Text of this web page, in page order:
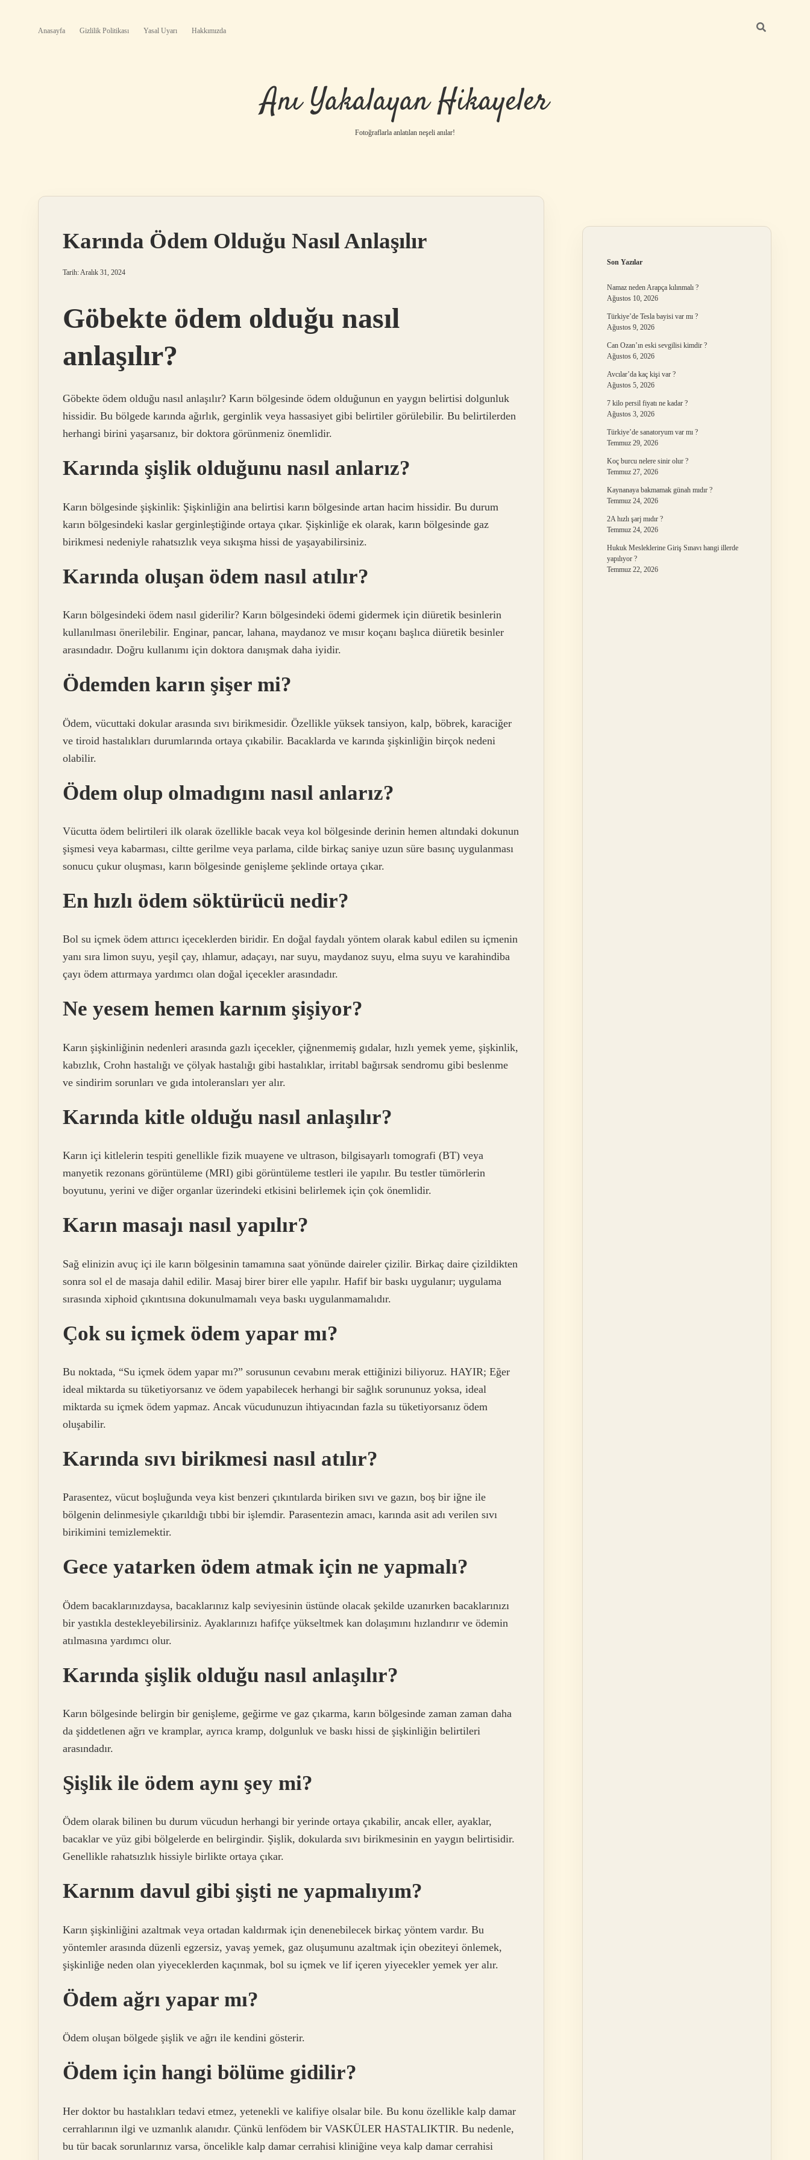
Anasayfa Gizlilik Politikası Yasal Uyarı Hakkımızda
Anı Yakalayan Hikayeler
Fotoğraflarla anlatılan neşeli anılar!
Karında Ödem Olduğu Nasıl Anlaşılır
Tarih: Aralık 31, 2024
Göbekte ödem olduğu nasıl
anlaşılır?
Göbekte ödem olduğu nasıl anlaşılır? Karın bölgesinde ödem olduğunun en yaygın belirtisi dolgunluk
hissidir. Bu bölgede karında ağırlık, gerginlik veya hassasiyet gibi belirtiler görülebilir. Bu belirtilerden
herhangi birini yaşarsanız, bir doktora görünmeniz önemlidir.
Karında şişlik olduğunu nasıl anlarız?
Karın bölgesinde şişkinlik: Şişkinliğin ana belirtisi karın bölgesinde artan hacim hissidir. Bu durum
karın bölgesindeki kaslar gerginleştiğinde ortaya çıkar. Şişkinliğe ek olarak, karın bölgesinde gaz
birikmesi nedeniyle rahatsızlık veya sıkışma hissi de yaşayabilirsiniz.
Karında oluşan ödem nasıl atılır?
Karın bölgesindeki ödem nasıl giderilir? Karın bölgesindeki ödemi gidermek için diüretik besinlerin
kullanılması önerilebilir. Enginar, pancar, lahana, maydanoz ve mısır koçanı başlıca diüretik besinler
arasındadır. Doğru kullanımı için doktora danışmak daha iyidir.
Ödemden karın şişer mi?
Ödem, vücuttaki dokular arasında sıvı birikmesidir. Özellikle yüksek tansiyon, kalp, böbrek, karaciğer
ve tiroid hastalıkları durumlarında ortaya çıkabilir. Bacaklarda ve karında şişkinliğin birçok nedeni
olabilir.
Ödem olup olmadıgını nasıl anlarız?
Vücutta ödem belirtileri ilk olarak özellikle bacak veya kol bölgesinde derinin hemen altındaki dokunun
şişmesi veya kabarması, ciltte gerilme veya parlama, cilde birkaç saniye uzun süre basınç uygulanması
sonucu çukur oluşması, karın bölgesinde genişleme şeklinde ortaya çıkar.
En hızlı ödem söktürücü nedir?
Bol su içmek ödem attırıcı içeceklerden biridir. En doğal faydalı yöntem olarak kabul edilen su içmenin
yanı sıra limon suyu, yeşil çay, ıhlamur, adaçayı, nar suyu, maydanoz suyu, elma suyu ve karahindiba
çayı ödem attırmaya yardımcı olan doğal içecekler arasındadır.
Ne yesem hemen karnım şişiyor?
Karın şişkinliğinin nedenleri arasında gazlı içecekler, çiğnenmemiş gıdalar, hızlı yemek yeme, şişkinlik,
kabızlık, Crohn hastalığı ve çölyak hastalığı gibi hastalıklar, irritabl bağırsak sendromu gibi beslenme
ve sindirim sorunları ve gıda intoleransları yer alır.
Karında kitle olduğu nasıl anlaşılır?
Karın içi kitlelerin tespiti genellikle fizik muayene ve ultrason, bilgisayarlı tomografi (BT) veya
manyetik rezonans görüntüleme (MRI) gibi görüntüleme testleri ile yapılır. Bu testler tümörlerin
boyutunu, yerini ve diğer organlar üzerindeki etkisini belirlemek için çok önemlidir.
Karın masajı nasıl yapılır?
Sağ elinizin avuç içi ile karın bölgesinin tamamına saat yönünde daireler çizilir. Birkaç daire çizildikten
sonra sol el de masaja dahil edilir. Masaj birer birer elle yapılır. Hafif bir baskı uygulanır; uygulama
sırasında xiphoid çıkıntısına dokunulmamalı veya baskı uygulanmamalıdır.
Çok su içmek ödem yapar mı?
Bu noktada, “Su içmek ödem yapar mı?” sorusunun cevabını merak ettiğinizi biliyoruz. HAYIR; Eğer
ideal miktarda su tüketiyorsanız ve ödem yapabilecek herhangi bir sağlık sorununuz yoksa, ideal
miktarda su içmek ödem yapmaz. Ancak vücudunuzun ihtiyacından fazla su tüketiyorsanız ödem
oluşabilir.
Karında sıvı birikmesi nasıl atılır?
Parasentez, vücut boşluğunda veya kist benzeri çıkıntılarda biriken sıvı ve gazın, boş bir iğne ile
bölgenin delinmesiyle çıkarıldığı tıbbi bir işlemdir. Parasentezin amacı, karında asit adı verilen sıvı
birikimini temizlemektir.
Gece yatarken ödem atmak için ne yapmalı?
Ödem bacaklarınızdaysa, bacaklarınız kalp seviyesinin üstünde olacak şekilde uzanırken bacaklarınızı
bir yastıkla destekleyebilirsiniz. Ayaklarınızı hafifçe yükseltmek kan dolaşımını hızlandırır ve ödemin
atılmasına yardımcı olur.
Karında şişlik olduğu nasıl anlaşılır?
Karın bölgesinde belirgin bir genişleme, geğirme ve gaz çıkarma, karın bölgesinde zaman zaman daha
da şiddetlenen ağrı ve kramplar, ayrıca kramp, dolgunluk ve baskı hissi de şişkinliğin belirtileri
arasındadır.
Şişlik ile ödem aynı şey mi?
Ödem olarak bilinen bu durum vücudun herhangi bir yerinde ortaya çıkabilir, ancak eller, ayaklar,
bacaklar ve yüz gibi bölgelerde en belirgindir. Şişlik, dokularda sıvı birikmesinin en yaygın belirtisidir.
Genellikle rahatsızlık hissiyle birlikte ortaya çıkar.
Karnım davul gibi şişti ne yapmalıyım?
Karın şişkinliğini azaltmak veya ortadan kaldırmak için denenebilecek birkaç yöntem vardır. Bu
yöntemler arasında düzenli egzersiz, yavaş yemek, gaz oluşumunu azaltmak için obeziteyi önlemek,
şişkinliğe neden olan yiyeceklerden kaçınmak, bol su içmek ve lif içeren yiyecekler yemek yer alır.
Ödem ağrı yapar mı?
Ödem oluşan bölgede şişlik ve ağrı ile kendini gösterir.
Ödem için hangi bölüme gidilir?
Her doktor bu hastalıkları tedavi etmez, yetenekli ve kalifiye olsalar bile. Bu konu özellikle kalp damar
cerrahlarının ilgi ve uzmanlık alanıdır. Çünkü lenfödem bir VASKÜLER HASTALIKTIR. Bu nedenle,
bu tür bacak sorunlarınız varsa, öncelikle kalp damar cerrahisi kliniğine veya kalp damar cerrahisi
Son Yazılar
Namaz neden Arapça kılınmalı ?
Ağustos 10, 2026
Türkiye’de Tesla bayisi var mı ?
Ağustos 9, 2026
Can Ozan’ın eski sevgilisi kimdir ?
Ağustos 6, 2026
Avcılar’da kaç kişi var ?
Ağustos 5, 2026
7 kilo persil fiyatı ne kadar ?
Ağustos 3, 2026
Türkiye’de sanatoryum var mı ?
Temmuz 29, 2026
Koç burcu nelere sinir olur ?
Temmuz 27, 2026
Kaynanaya bakmamak günah mıdır ?
Temmuz 24, 2026
2A hızlı şarj mıdır ?
Temmuz 24, 2026
Hukuk Mesleklerine Giriş Sınavı hangi illerde
yapılıyor ?
Temmuz 22, 2026